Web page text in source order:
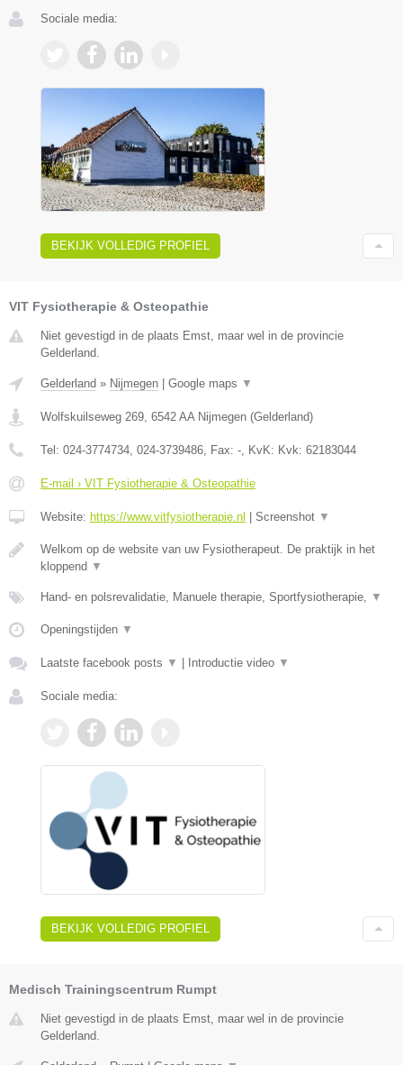
Sociale media:
BEKIJK VOLLEDIG PROFIEL
VIT Fysiotherapie & Osteopathie
Niet gevestigd in de plaats Emst, maar wel in de provincie
Gelderland.
Gelderland » Nijmegen Google maps ▼
Wolfskuilseweg 269, 6542 AA Nijmegen (Gelderland)
Tel: 024-3774734, 024-3739486, Fax: -, KvK: Kvk: 62183044
E-mail › VIT Fysiotherapie & Osteopathie
Website: https://www.vitfysiotherapie.nl Screenshot ▼
Welkom op de website van uw Fysiotherapeut. De praktijk in het
kloppend ▼
Hand- en polsrevalidatie, Manuele therapie, Sportfysiotherapie, ▼
Openingstijden ▼
Laatste facebook posts ▼ Introductie video ▼
Sociale media:
BEKIJK VOLLEDIG PROFIEL
Medisch Trainingscentrum Rumpt
Niet gevestigd in de plaats Emst, maar wel in de provincie
Gelderland.